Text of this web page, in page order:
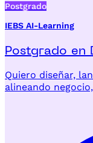
Postgrado
IEBS AI-Learning
Postgrado en
Quiero diseñar,
alineando